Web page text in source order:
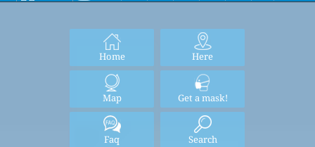
Home Here
Map Get a mask!
Faq Search